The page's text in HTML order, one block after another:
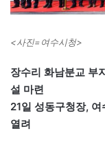
<사진=여수시청>
장수리 화남분교 부
설 마련
21일 성동구청장,
열려